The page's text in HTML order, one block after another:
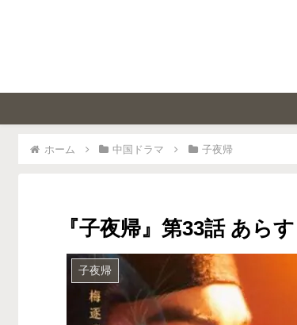
ホーム 中国ドラマ 子夜帰
『子夜帰』第33話 あら
子夜帰